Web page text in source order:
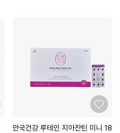
안국건강 루테인 지아잔틴 미니 18